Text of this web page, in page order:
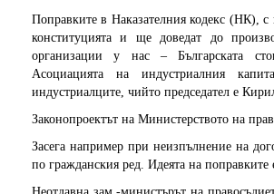
Поправките в Наказателния кодекс (НК), с
конституцията и ще доведат до
организации у нас – Българската
Асоциацията на индустриалния
индустриалците, чийто председател е
Законопроектът на Министерството на
Засега например при неизпълнение на
по гражданския ред. Идеята на